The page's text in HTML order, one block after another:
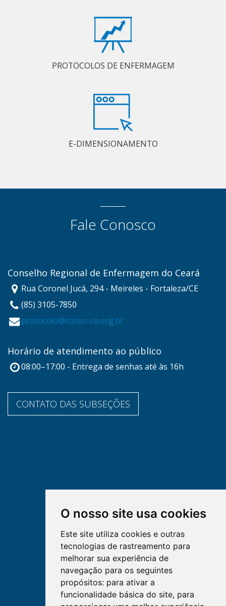
O nosso site usa cookies
Este site utiliza cookies e outras
tecnologias de rastreamento para
melhorar sua experiência de
navegação para os seguintes
propósitos: para ativar a
funcionalidade básica do site, para
PROTOCOLOS DE ENFERMAGEM
E-DIMENSIONAMENTO
Fale Conosco
Conselho Regional de Enfermagem do Ceará
Rua Coronel Jucá, 294 - Meireles - Fortaleza/CE
(85) 3105-7850
protocolo@coren-ce.org.br
Horário de atendimento ao público
08:00–17:00 - Entrega de senhas até às 16h
CONTATO DAS SUBSEÇÕES